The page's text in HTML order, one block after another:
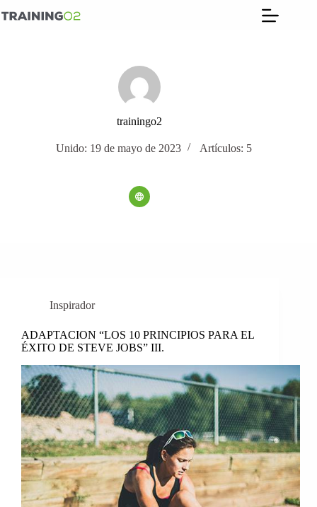
al
trainingo2
Unido: 19 de mayo de 2023 Artículos: 5
Inspirador
ADAPTACION “LOS 10 PRINCIPIOS PARA EL
ÉXITO DE STEVE JOBS” III.